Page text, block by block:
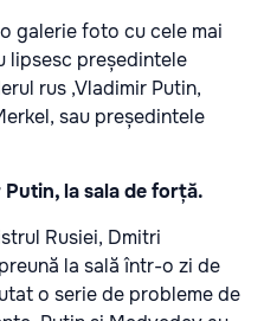
galerie foto cu cele mai
lipsesc președintele
rus ,Vladimir Putin,
sau președintele
Putin, la sala de forță.
Rusiei, Dmitri
la sală într-o zi de
o serie de probleme de